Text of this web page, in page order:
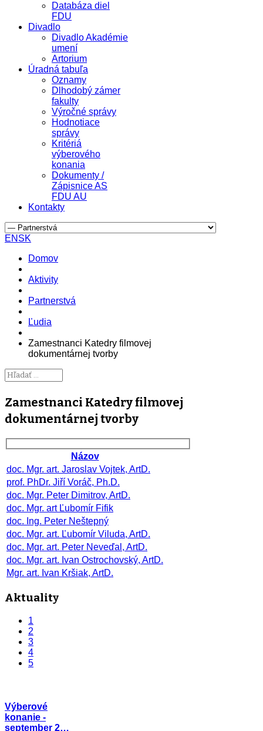
Databáza diel
FDU
Divadlo
Divadlo Akadémie
umení
Artorium
Úradná tabuľa
Oznamy
Dlhodobý zámer
fakulty
Výročné správy
Hodnotiace
správy
Kritériá
výberového
konania
Dokumenty /
Zápisnice AS
FDU AU
Kontakty
EN SK
Domov
Aktivity
Partnerstvá
Ľudia
Zamestnanci Katedry filmovej
dokumentárnej tvorby
Zamestnanci Katedry filmovej
dokumentárnej tvorby
Názov
doc. Mgr. art. Jaroslav Vojtek, ArtD.
prof. PhDr. Jiří Voráč, Ph.D.
doc. Mgr. Peter Dimitrov, ArtD.
doc. Mgr. art Ľubomír Fifik
doc. Ing. Peter Neštepný
doc. Mgr. art. Ľubomír Viluda, ArtD.
doc. Mgr. art. Peter Neveďal, ArtD.
doc. Mgr. art. Ivan Ostrochovský, ArtD.
Mgr. art. Ivan Kršiak, ArtD.
Aktuality
1
2
3
4
5
Výberové
konanie -
september 2…